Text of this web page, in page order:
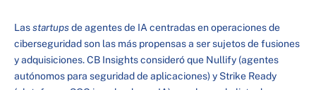
Lasstartupsde agentes de IA centradas en operaciones de
ciberseguridad son las más propensas a ser sujetos de fusiones
y adquisiciones. CB Insights consideró que Nullify (agentes
autónomos para seguridad de aplicaciones) y Strike Ready